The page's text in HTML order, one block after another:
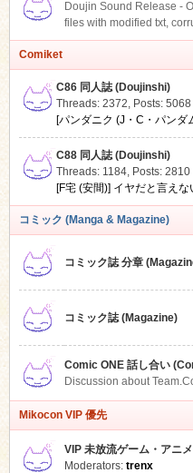
Doujin Sound Release -
files with modified txt,
Comiket
C86 同人誌 (Doujinshi)
Threads: 2372, Posts: 5068
[パンダニク (J・C・パンダ
C88 同人誌 (Doujinshi)
Threads: 1184, Posts: 2810
[F宅 (安間)] イヤだと言えな
コミック (Manga & Magazine)
コミック誌 分章
コミック誌 (Magazine)
Comic ONE 話し合い
Discussion about
Mikocon VIP 優先
VIP 未放流ゲーム・アニ
Moderators: trenx